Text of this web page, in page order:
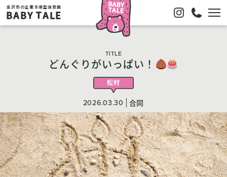
金沢市の企業主導型保育園
BABY TALE
TITLE
どんぐりがいっぱい！
松村
2026.03.30 合同